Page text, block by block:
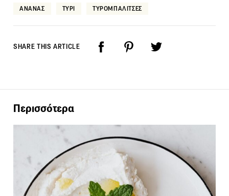
ΑΝΑΝΑΣ ΤΥΡΙ ΤΥΡΟΜΠΑΛΙΤΣΕΣ
SHARE THIS ARTICLE
Περισσότερα